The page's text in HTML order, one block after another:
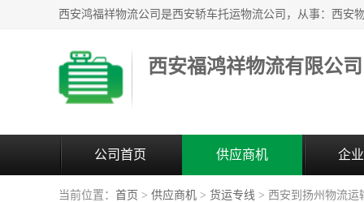
西安福鸿祥物流有限公司
公司首页 供应商机 企
当前位置： 首页 > 供应商机 > 货运专线 > 西安到扬州物流运